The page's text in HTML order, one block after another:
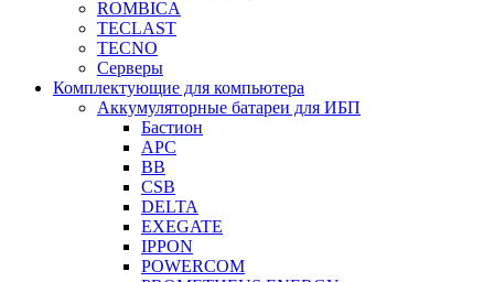
ROMBICA
TECLAST
TECNO
Серверы
Комплектующие для компьютера
Аккумуляторные батареи для ИБП
Бастион
APC
BB
CSB
DELTA
EXEGATE
IPPON
POWERCOM